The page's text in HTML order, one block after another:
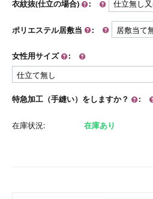
衣紋抜(仕立の場合)
:
ポリエステル居敷当 :
女性用サイズ :
特急加工（手縫い）をしますか？ :
在庫状況: 在庫あり